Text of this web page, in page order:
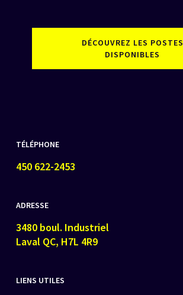
DÉCOUVREZ LES POSTES
DISPONIBLES
TÉLÉPHONE
450 622-2453
ADRESSE
3480 boul. Industriel
Laval QC, H7L 4R9
LIENS UTILES